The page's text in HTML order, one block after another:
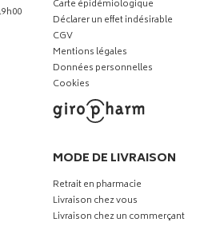
Carte épidémiologique
Déclarer un effet indésirable
CGV
Mentions légales
Données personnelles
Cookies
MODE DE LIVRAISON
Retrait en pharmacie
Livraison chez vous
Livraison chez un commerçant